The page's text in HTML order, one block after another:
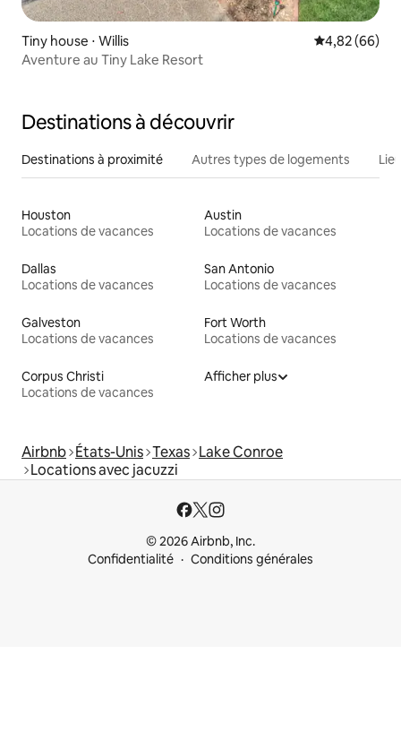
Tiny house ⋅ Willis Évaluation
4,82 (66)
Aventure au Tiny Lake Resort
Destinations à découvrir
Destinations à proximité Autres types de logements
Houston
Locations de vacances
Austin
Locations de vacances
Dallas
Locations de vacances
San Antonio
Locations de vacances
Galveston
Locations de vacances
Fort Worth
Locations de vacances
Corpus Christi
Locations de vacances
Afficher plus
Airbnb États-Unis Texas Lake Conroe
Locations avec jacuzzi
© 2026 Airbnb, Inc.
Confidentialité
Conditions générales